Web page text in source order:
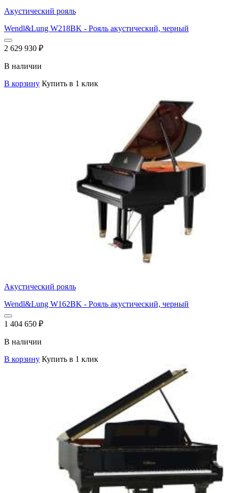
Акустический рояль
Wendl&Lung W218BK - Рояль акустический, черный
2 629 930 ₽
В наличии
В корзину Купить в 1 клик
Акустический рояль
Wendl&Lung W162BK - Рояль акустический, черный
1 404 650 ₽
В наличии
В корзину Купить в 1 клик